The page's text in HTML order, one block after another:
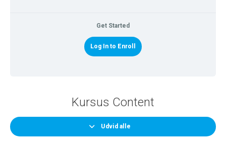
Get Started
Log In to Enroll
Kursus Content
Udvid alle